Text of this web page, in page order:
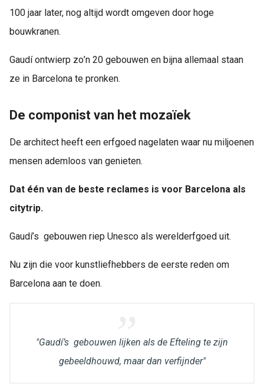
100 jaar later, nog altijd wordt omgeven door hoge
bouwkranen.
Gaudí ontwierp zo’n 20 gebouwen en bijna allemaal staan
ze in Barcelona te pronken.
De componist van het mozaïek
De architect heeft een erfgoed nagelaten waar nu miljoenen
mensen ademloos van genieten.
Dat één van de beste reclames is voor Barcelona als
citytrip.
Gaudí’s gebouwen riep Unesco als werelderfgoed uit.
Nu zijn die voor kunstliefhebbers de eerste reden om
Barcelona aan te doen.
"Gaudí’s gebouwen lijken als de Efteling te zijn
gebeeldhouwd, maar dan verfijnder"